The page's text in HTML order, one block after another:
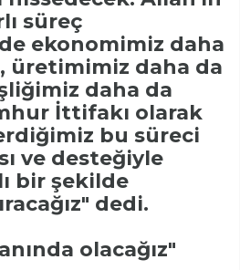
süreç
ekonomimiz daha
üretimimiz daha da
daha da
İttifakı olarak
bu süreci
ve desteğiyle
bir şekilde
dedi.
olacağız"